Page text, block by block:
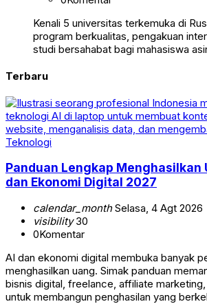
Kenali 5 universitas terkemuka di
program berkualitas, pengakuan
studi bersahabat bagi mahasiswa
Terbaru
Teknologi
Panduan Lengkap Menghasilkan
dan Ekonomi Digital 2027
calendar_monthSelasa, 4 Agt 2026
visibility30
0Komentar
AI dan ekonomi digital membuka banyak
menghasilkan uang. Simak panduan
bisnis digital, freelance, affiliate
untuk membangun penghasilan yang